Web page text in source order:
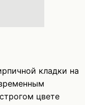
кладки на
цвете